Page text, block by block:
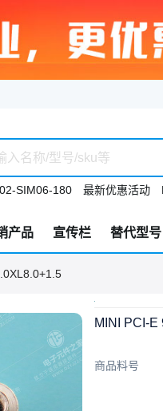
SIM06-180 最新优惠活动
产品 宣传栏 替代型号
MINI PCI-E
商品料号